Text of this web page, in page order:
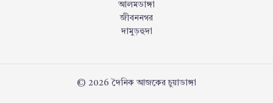
আলমডাঙ্গা
জীবননগর
দামুড়হুদা
© 2026 দৈনিক আজকের চুয়াডাঙ্গা